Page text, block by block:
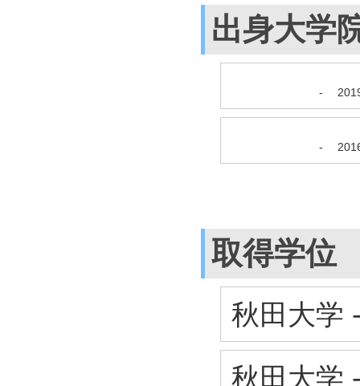
出身大学
-
-
取得学位
秋田大学
秋田大学